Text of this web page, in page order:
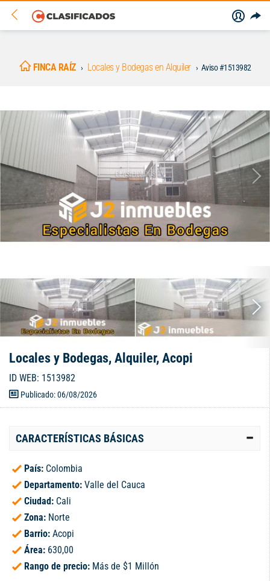
FINCA RAÍZ Locales y Bodegas en Alquiler Aviso #1513982
Locales y Bodegas, Alquiler, Acopi
ID WEB: 1513982
Publicado: 06/08/2026
CARACTERÍSTICAS BÁSICAS
País: Colombia
Departamento: Valle del Cauca
Ciudad: Cali
Zona: Norte
Barrio: Acopi
Área: 630,00
Rango de precio: Más de $1 Millón